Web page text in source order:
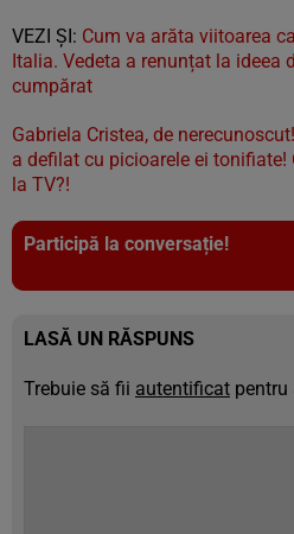
VEZI ȘI: Cum va arăta viitoarea
Italia. Vedeta a renunțat la ideea
cumpărat
Gabriela Cristea, de
a defilat cu picioarele ei tonifiate!
la TV?!
Participă la conversație!
LASĂ UN RĂSPUNS
Trebuie să fii autentificat pentru